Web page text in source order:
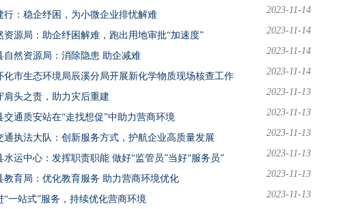
2023-11-14
行：稳企纾困，为小微企业排忧解难
2023-11-14
资源局：助企纾困解难，跑出用地审批“加速度”
2023-11-14
自然资源局：消除隐患 助企减难
2023-11-14
化市生态环境局辰溪分局开展新化学物质现场核查工作
2023-11-13
肩头之责，助力灾后重建
2023-11-13
交通质安站在“走找想促”中助力营商环境
2023-11-13
通执法大队：创新服务方式，护航企业高质量发展
2023-11-13
水运中心：发挥职责职能 做好“监管员”当好“服务员”
2023-11-13
教育局：优化教育服务 助力营商环境优化
2023-11-13
一站式”服务，持续优化营商环境